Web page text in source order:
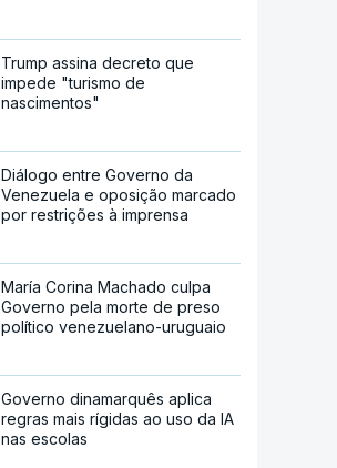
Trump assina decreto que
impede "turismo de
nascimentos"
Diálogo entre Governo da
Venezuela e oposição marcado
por restrições à imprensa
María Corina Machado culpa
Governo pela morte de preso
político venezuelano-uruguaio
Governo dinamarquês aplica
regras mais rígidas ao uso da IA
nas escolas